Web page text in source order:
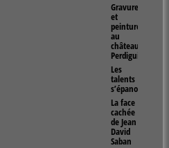
Gravure
et
peintures
au
château
Perdiguier
Les
talents
s’épanouissent
La face
cachée
de Jean
David
Saban